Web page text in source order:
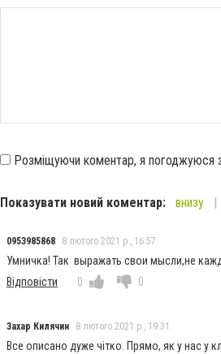
Розміщуючи коментар, я погоджуюся
Показувати новий коментар: внизу
0953985868 8 лютого 2021 р., 16:57
Умничка! Так выражать свои мысли,не
Відповісти
0 0
Захар Килячин 8 лютого 2021 р., 19:31
Все описано дуже чітко. Прямо, як у нас у